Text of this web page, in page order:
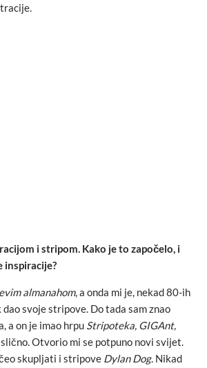
i stripom. Kako je to započelo, i
inspiracije?
almanahom, a onda mi je, nekad 80-ih
svoje stripove. Do tada sam znao
a on je imao hrpu Stripoteka, GIGAnt,
Otvorio mi se potpuno novi svijet.
skupljati i stripove Dylan Dog. Nikad